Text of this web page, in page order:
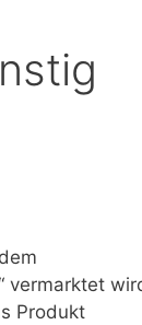
vermarktet
Produkt